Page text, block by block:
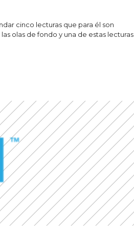
cinco lecturas que para él son
olas de fondo y una de estas lecturas